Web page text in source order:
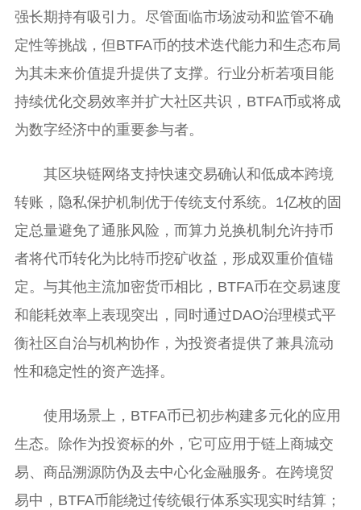
强长期持有吸引力。尽管面临市场波动和监管不确
定性等挑战，但BTFA币的技术迭代能力和生态布局
为其未来价值提升提供了支撑。行业分析若项目能
持续优化交易效率并扩大社区共识，BTFA币或将成
为数字经济中的重要参与者。
其区块链网络支持快速交易确认和低成本跨境
转账，隐私保护机制优于传统支付系统。1亿枚的固
定总量避免了通胀风险，而算力兑换机制允许持币
者将代币转化为比特币挖矿收益，形成双重价值锚
定。与其他主流加密货币相比，BTFA币在交易速度
和能耗效率上表现突出，同时通过DAO治理模式平
衡社区自治与机构协作，为投资者提供了兼具流动
性和稳定性的资产选择。
使用场景上，BTFA币已初步构建多元化的应用
生态。除作为投资标的外，它可应用于链上商城交
易、商品溯源防伪及去中心化金融服务。在跨境贸
易中，BTFA币能绕过传统银行体系实现实时结算；